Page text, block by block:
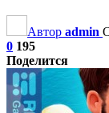
Автор admin
0 195
Поделится